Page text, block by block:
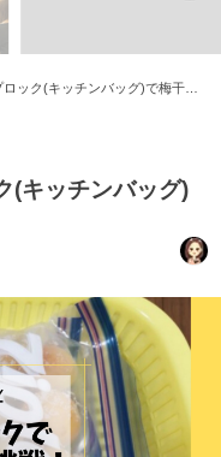
ック(キッチンバッグ)で梅干し
(キッチンバッグ)